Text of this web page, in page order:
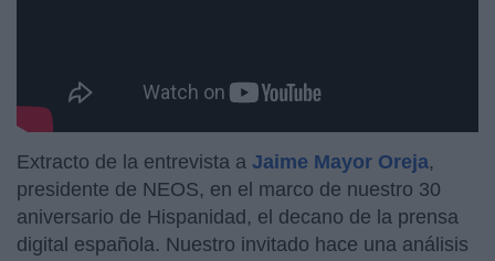
Extracto de la entrevista a Jaime Mayor Oreja,
presidente de NEOS, en el marco de nuestro 30
aniversario de Hispanidad, el decano de la prensa
digital española. Nuestro invitado hace una análisis